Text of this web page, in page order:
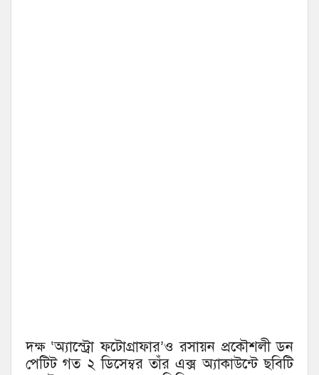
দক্ষ ‘অ্যাস্ট্রো ফটোগ্রাফার’ও রসায়ন প্রকৌশলী ডন
পেটিট গত ২ ডিসেম্বর তাঁর এক্স অ্যাকাউন্টে ছবিটি